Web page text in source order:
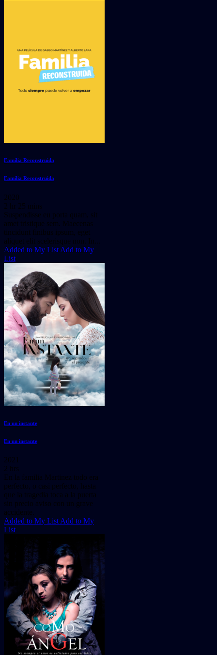
Familia Reconstruida
Familia Reconstruida
2020
2 hr 25 mins
Suspendisse eu porta quam, sit
amet tristique sem. Maecenas
tincidunt finibus ipsum, eget
aliquet elit scelerisque non. In...
Added to My List Add to My
List
En un instante
En un instante
2021
2 hrs
En la familia Martinez todo era
perfecto, o casi perfecto, hasta
que la tragedia toca a la puerta
sin precio aviso con un grave
accidente.
Added to My ListAdd to My
List